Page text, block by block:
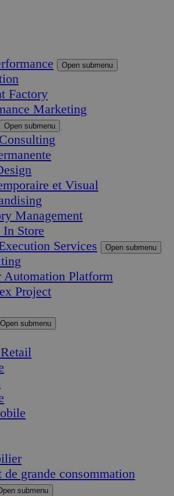
Open submenu
Factory
Marketing
Open submenu
et Visual
Management
Store
Services
Open submenu
Automation Platform
Project
Open submenu
de grande consommation
submenu